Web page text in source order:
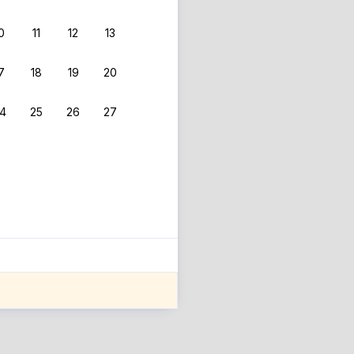
11 12 13
18 19 20
25 26 27